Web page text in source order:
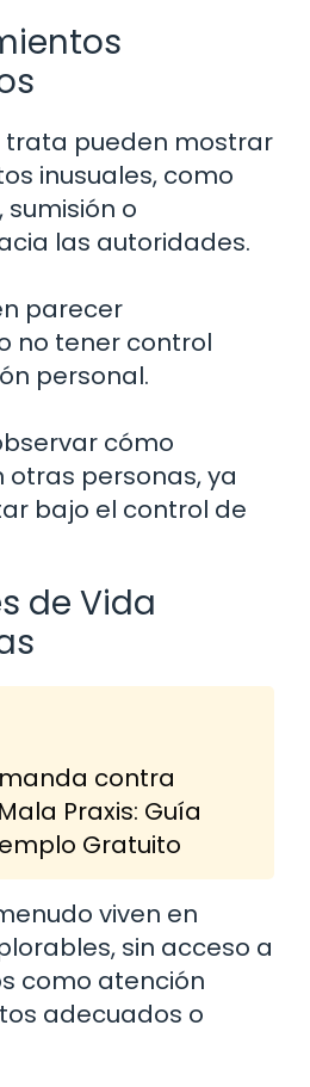
trata pueden mostrar
inusuales, como
sumisión o
las autoridades.
parecer
no tener control
personal.
cómo
personas, ya
bajo el control de
de Vida
contra
Praxis: Guía
Gratuito
viven en
sin acceso a
como atención
adecuados o